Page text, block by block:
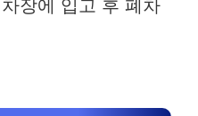
장에 입고 후 폐차